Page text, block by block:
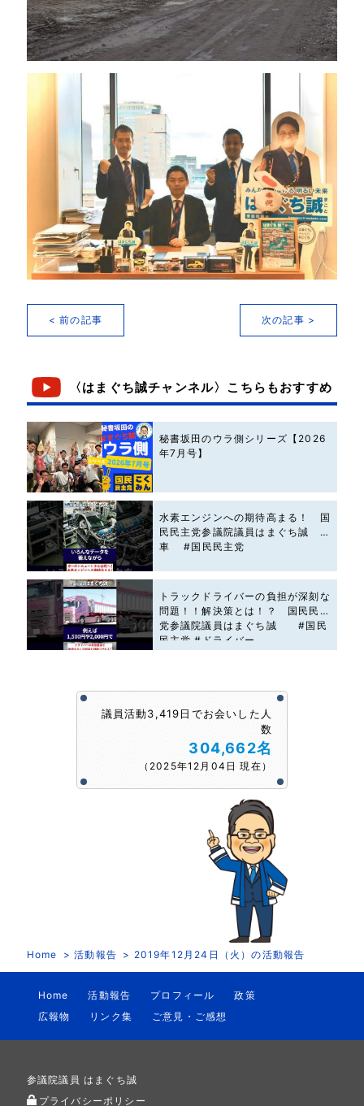
< 前の記事 次の記事 >
〈はまぐち誠チャンネル〉こちらもおすすめ
秘書坂田のウラ側シリーズ【2026
年7月号】
水素エンジンへの期待高まる！ 国
民民主党参議院議員はまぐち誠 #
車 #国民民主党
トラックドライバーの負担が深刻な
問題！！解決策とは！？ 国民民主
党参議院議員はまぐち誠 #国民
民主党 #ドライバー
議員活動3,419日でお会いした人
数
304,662名
（2025年12月04日 現在）
Home 活動報告 2019年12月24日（火）の活動報告
Home 活動報告 プロフィール
政策
広報物
リンク集 ご意見・ご感想
参議院議員 はまぐち誠
プライバシーポリシー